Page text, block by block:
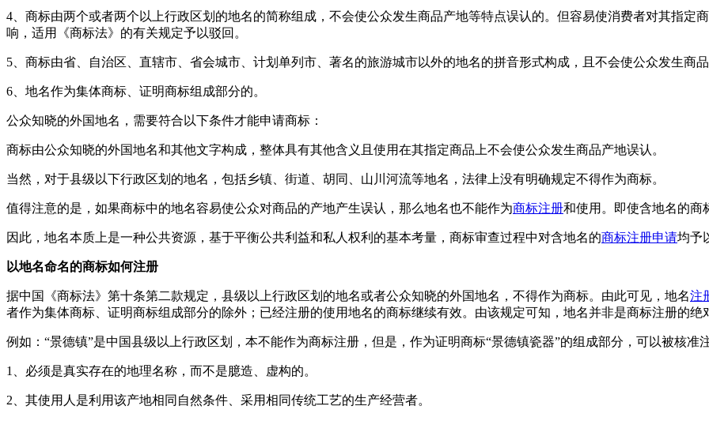
4、商标由两个或者两个以上行政区划的地名的简称组成，不会使公众发生商品产地等特点误认的。但容易使消费者对其指定
响，适用《商标法》的有关规定予以驳回。
5、商标由省、自治区、直辖市、省会城市、计划单列市、著名的旅游城市以外的地名的拼音形式构成，且不会使公众发生商品
6、地名作为集体商标、证明商标组成部分的。
公众知晓的外国地名，需要符合以下条件才能申请商标：
商标由公众知晓的外国地名和其他文字构成，整体具有其他含义且使用在其指定商品上不会使公众发生商品产地误认。
当然，对于县级以下行政区划的地名，包括乡镇、街道、胡同、山川河流等地名，法律上没有明确规定不得作为商标。
值得注意的是，如果商标中的地名容易使公众对商品的产地产生误认，那么地名也不能作为商标注册和使用。即使含地名的商
因此，地名本质上是一种公共资源，基于平衡公共利益和私人权利的基本考量，商标审查过程中对含地名的商标注册申请均予
以地名命名的商标如何注册
据中国《商标法》第十条第二款规定，县级以上行政区划的地名或者公众知晓的外国地名，不得作为商标。由此可见，地名注
者作为集体商标、证明商标组成部分的除外；已经注册的使用地名的商标继续有效。由该规定可知，地名并非是商标注册的绝
例如：“景德镇”是中国县级以上行政区划，本不能作为商标注册，但是，作为证明商标“景德镇瓷器”的组成部分，可以被核准
1、必须是真实存在的地理名称，而不是臆造、虚构的。
2、其使用人是利用该产地相同自然条件、采用相同传统工艺的生产经营者。